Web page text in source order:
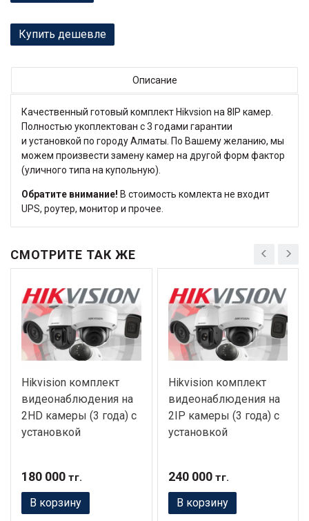
Купить дешевле
Описание
Качественный готовый комплект Hikvsion на 8IP камер.
Полностью укоплектован с 3 годами гарантии
и установкой по городу Алматы. По Вашему желанию, мы
можем произвести замену камер на другой форм фактор
(уличного типа на купольную).
Обратите внимание! В стоимость комлекта не входит
UPS, роутер, монитор и прочее.
СМОТРИТЕ ТАК ЖЕ
Hikvision комплект
видеонаблюдения на
2HD камеры (3 года) с
установкой
180 000 тг.
В корзину
Hikvision комплект
видеонаблюдения на
2IP камеры (3 года) с
установкой
240 000тг.
В корзину